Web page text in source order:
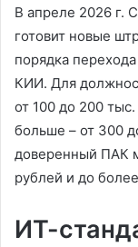
В апреле 2026 г.
готовит новые
порядка
КИИ. Для
от 100 до 200
больше – от 300
доверенный ПАК
рублей и до
ИТ-